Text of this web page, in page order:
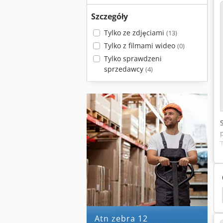
Szczegóły
Tylko ze zdjęciami (13)
Tylko z filmami wideo (0)
Tylko sprawdzeni
sprzedawcy (4)
atn zebra 12
Kompaktor Śruba Ogrzewanie Śruba